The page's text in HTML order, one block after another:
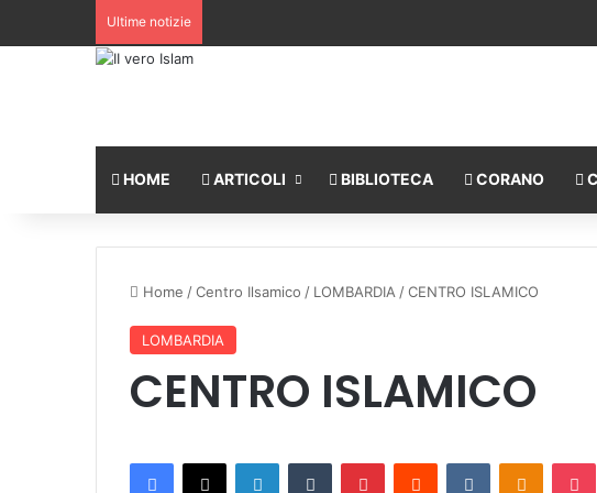
Ultime notizie
HOME ARTICOLI BIBLIOTECA CORANO
Home /Centro Ilsamico / LOMBARDIA /CENTRO ISLAMICO
LOMBARDIA
CENTRO ISLAMICO